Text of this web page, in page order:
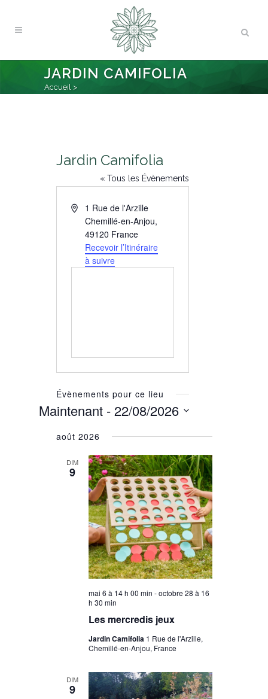
JARDIN CAMIFOLIA
Accueil >
Jardin Camifolia
« Tous les Évènements
Adresse1 Rue de l'Arzille
Chemillé-en-Anjou,
49120 France
Recevoir l’Itinéraire
à suivre
Évènements pour ce lieu
Maintenant - 22/08/2026
août 2026
DIM
9
Les mercredis jeux
mai 6 à 14 h 00 min -octobre 28 à 16
h 30 min
Jardin Camifolia 1 Rue de l'Arzille,
Chemillé-en-Anjou, France
DIM
9